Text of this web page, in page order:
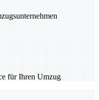
für Ihren Umzug